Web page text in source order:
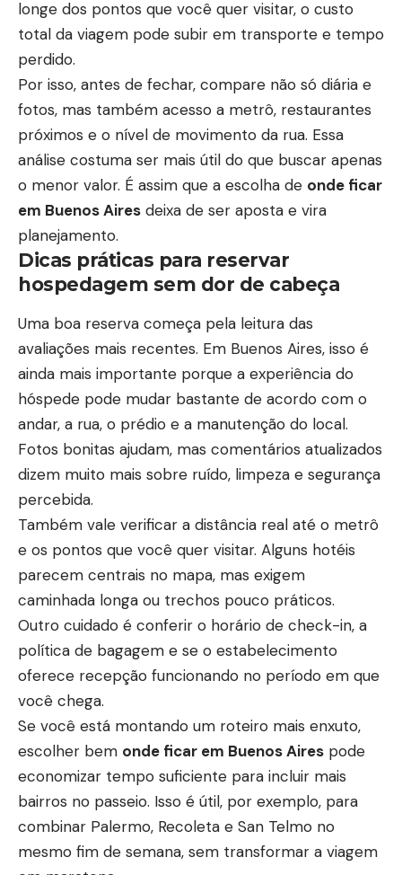
longe dos pontos que você quer visitar, o custo
total da viagem pode subir em transporte e tempo
perdido.
Por isso, antes de fechar, compare não só diária e
fotos, mas também acesso a metrô, restaurantes
próximos e o nível de movimento da rua. Essa
análise costuma ser mais útil do que buscar apenas
o menor valor. É assim que a escolha de onde ficar
em Buenos Aires deixa de ser aposta e vira
planejamento.
Dicas práticas para reservar
hospedagem sem dor de cabeça
Uma boa reserva começa pela leitura das
avaliações mais recentes. Em Buenos Aires, isso é
ainda mais importante porque a experiência do
hóspede pode mudar bastante de acordo com o
andar, a rua, o prédio e a manutenção do local.
Fotos bonitas ajudam, mas comentários atualizados
dizem muito mais sobre ruído, limpeza e segurança
percebida.
Também vale verificar a distância real até o metrô
e os pontos que você quer visitar. Alguns hotéis
parecem centrais no mapa, mas exigem
caminhada longa ou trechos pouco práticos.
Outro cuidado é conferir o horário de check-in, a
política de bagagem e se o estabelecimento
oferece recepção funcionando no período em que
você chega.
Se você está montando um roteiro mais enxuto,
escolher bem onde ficar em Buenos Aires pode
economizar tempo suficiente para incluir mais
bairros no passeio. Isso é útil, por exemplo, para
combinar Palermo, Recoleta e San Telmo no
mesmo fim de semana, sem transformar a viagem